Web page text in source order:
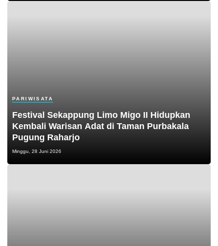
PARIWISATA
Festival Sekappung Limo Migo II Hidupkan
Kembali Warisan Adat di Taman Purbakala
Pugung Raharjo
Minggu, 28 Juni 2026